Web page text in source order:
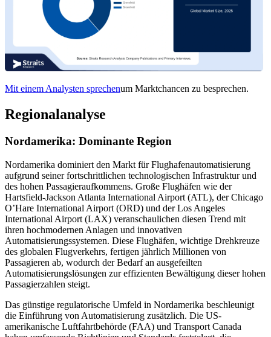
Mit einem Analysten sprechenum Marktchancen zu besprechen.
Regionalanalyse
Nordamerika: Dominante Region
Nordamerika dominiert den Markt für Flughafenautomatisierung
aufgrund seiner fortschrittlichen technologischen Infrastruktur und
des hohen Passagieraufkommens. Große Flughäfen wie der
Hartsfield-Jackson Atlanta International Airport (ATL), der Chicago
O’Hare International Airport (ORD) und der Los Angeles
International Airport (LAX) veranschaulichen diesen Trend mit
ihren hochmodernen Anlagen und innovativen
Automatisierungssystemen. Diese Flughäfen, wichtige Drehkreuze
des globalen Flugverkehrs, fertigen jährlich Millionen von
Passagieren ab, wodurch der Bedarf an ausgefeilten
Automatisierungslösungen zur effizienten Bewältigung dieser hohen
Passagierzahlen steigt.
Das günstige regulatorische Umfeld in Nordamerika beschleunigt
die Einführung von Automatisierung zusätzlich. Die US-
amerikanische Luftfahrtbehörde (FAA) und Transport Canada